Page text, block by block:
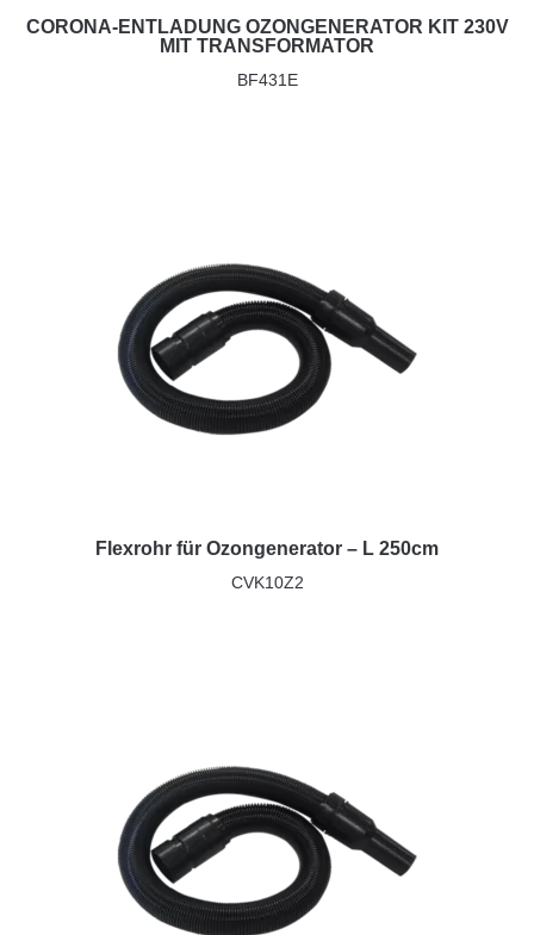
CORONA-ENTLADUNG OZONGENERATOR KIT 230V
MIT TRANSFORMATOR
BF431E
Flexrohr für Ozongenerator – L 250cm
CVK10Z2